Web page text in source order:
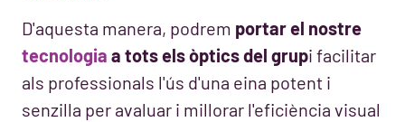
D'aquesta manera, podrem portar el nostre
tecnologia a tots els òptics del grupi facilitar
als professionals l'ús d'una eina potent i
senzilla per avaluar i millorar l'eficiència visual